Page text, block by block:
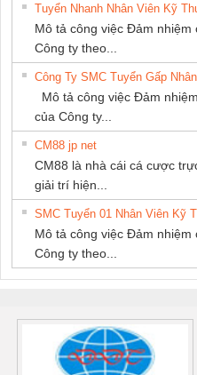
Tuyển Nhanh Nhân Viên Kỹ
Mô tả công việc Đảm nhiệm
Công ty theo...
Công Ty SMC Tuyển Gấp
Mô tả công việc Đảm
của Công ty...
CM88 jp net
CM88 là nhà cái cá cược
giải trí hiện...
SMC Tuyển 01 Nhân Viên Kỹ
Mô tả công việc Đảm nhiệm
Công ty theo...